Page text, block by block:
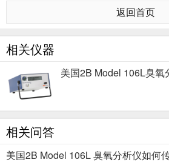
返回首页
相关仪器
美国2B Model 106L臭氧
相关问答
美国2B Model 106L 臭氧分析仪如何